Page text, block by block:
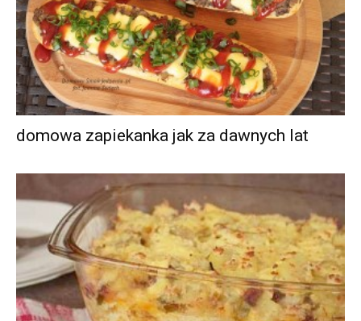
domowa zapiekanka jak za dawnych lat